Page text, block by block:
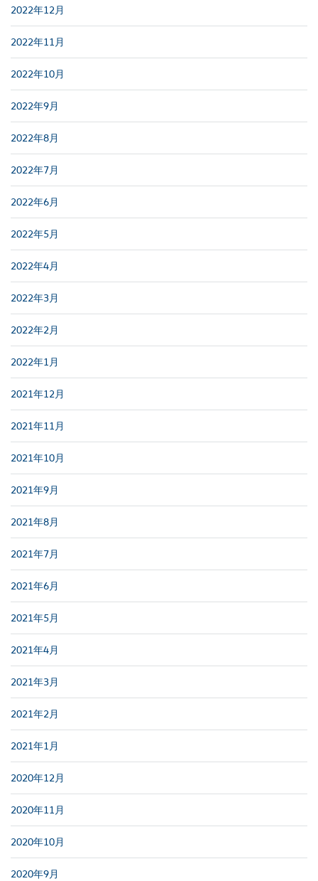
2022年12月
2022年11月
2022年10月
2022年9月
2022年8月
2022年7月
2022年6月
2022年5月
2022年4月
2022年3月
2022年2月
2022年1月
2021年12月
2021年11月
2021年10月
2021年9月
2021年8月
2021年7月
2021年6月
2021年5月
2021年4月
2021年3月
2021年2月
2021年1月
2020年12月
2020年11月
2020年10月
2020年9月